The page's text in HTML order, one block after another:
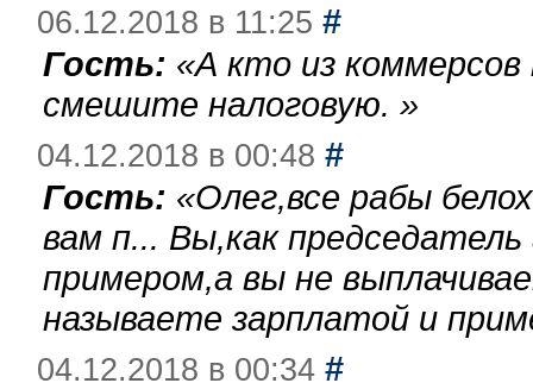
06.12.2018 в 11:25 #
Гость: «А кто из
смешите налоговую. »
04.12.2018 в 00:48 #
Гость: «Олег,все рабы
вам п... Вы,как
примером,а вы не
называете зарплатой и
04.12.2018 в 00:34 #